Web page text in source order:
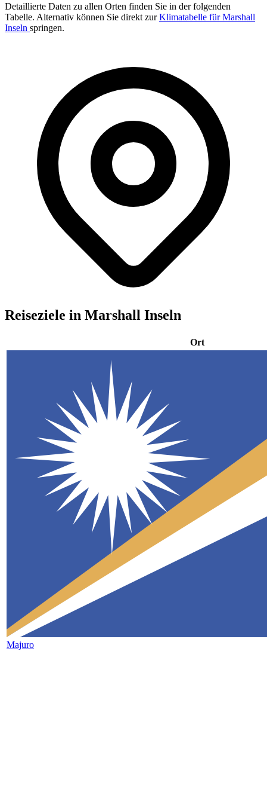
Detaillierte Daten zu allen Orten finden Sie in der folgenden
Tabelle. Alternativ können Sie direkt zurKlimatabelle für Marshall
Inseln springen.
Reiseziele in Marshall Inseln
Ort
Majuro